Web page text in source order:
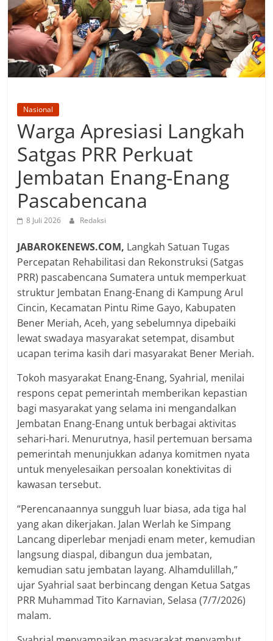
Nasional
Warga Apresiasi Langkah
Satgas PRR Perkuat
Jembatan Enang-Enang
Pascabencana
8 Juli 2026 Redaksi
JABAROKENEWS.COM, Langkah Satuan Tugas
Percepatan Rehabilitasi dan Rekonstruksi (Satgas
PRR) pascabencana Sumatera untuk memperkuat
struktur Jembatan Enang-Enang di Kampung Arul
Cincin, Kecamatan Pintu Rime Gayo, Kabupaten
Bener Meriah, Aceh, yang sebelumnya dipebaiki
lewat swadaya masyarakat setempat, disambut
ucapan terima kasih dari masyarakat Bener Meriah.
Tokoh masyarakat Enang-Enang, Syahrial, menilai
respons cepat pemerintah memberikan kepastian
bagi masyarakat yang selama ini mengandalkan
Jembatan Enang-Enang untuk berbagai aktivitas
sehari-hari. Menurutnya, hasil pertemuan bersama
pemerintah menunjukkan adanya komitmen nyata
untuk menyelesaikan persoalan konektivitas di
kawasan tersebut.
“Perencanaannya sungguh luar biasa, ada tiga hal
yang akan dikerjakan. Jalan Werlah ke Simpang
Lancang diperlebar menjadi enam meter, kemudian
langsung diaspal, dibangun dua jembatan,
kemudian satu jembatan layang. Alhamdulillah,”
ujar Syahrial saat berbincang dengan Ketua Satgas
PRR Muhammad Tito Karnavian, Selasa (7/7/2026)
malam.